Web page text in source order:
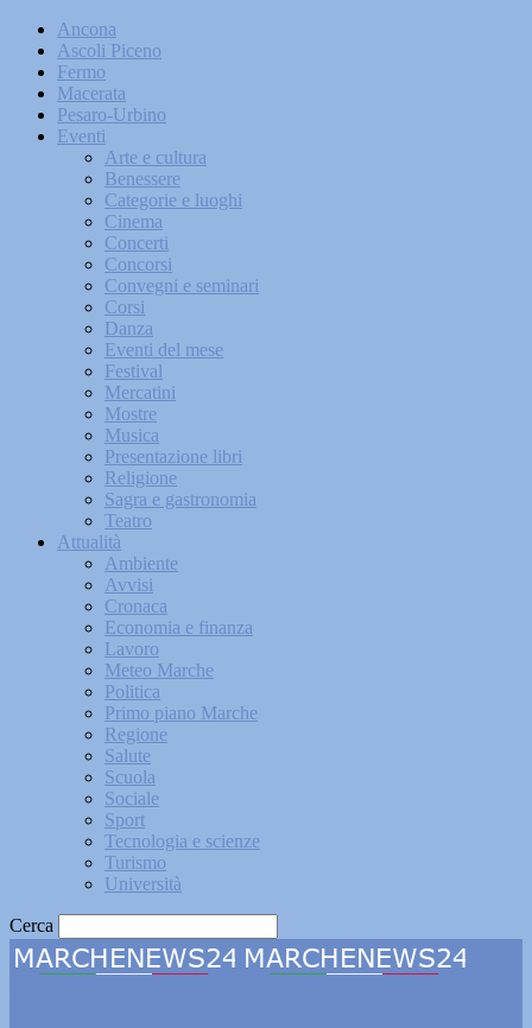
Ancona
Ascoli Piceno
Fermo
Macerata
Pesaro-Urbino
Eventi
Arte e cultura
Benessere
Categorie e luoghi
Cinema
Concerti
Concorsi
Convegni e seminari
Corsi
Danza
Eventi del mese
Festival
Mercatini
Mostre
Musica
Presentazione libri
Religione
Sagra e gastronomia
Teatro
Attualità
Ambiente
Avvisi
Cronaca
Economia e finanza
Lavoro
Meteo Marche
Politica
Primo piano Marche
Regione
Salute
Scuola
Sociale
Sport
Tecnologia e scienze
Turismo
Università
Cerca